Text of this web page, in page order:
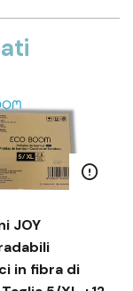
JOY
in fibra di